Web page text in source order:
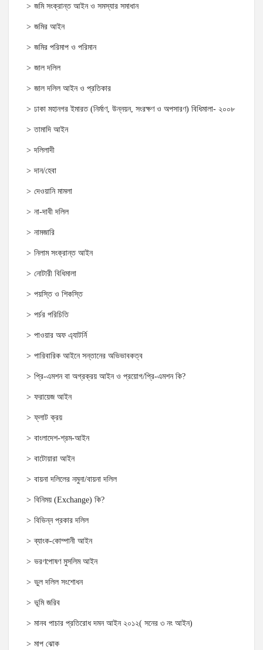
জমি সংক্রান্ত আইন ও সমস্যার সমাধান
জমির আইন
জমির পরিমাপ ও পরিমান
জাল দলিল
জাল দলিল আইন ও প্রতিকার
ঢাকা মহানগর ইমারত (নির্মাণ, উন্নয়ন, সংরক্ষণ ও অপসারণ) বিধিমালা- ২০০৮
তামাদি আইন
দলিলাদী
দান/হেবা
দেওয়ানি মামলা
না-দাবী দলিল
নামজারি
নিলাম সংক্রান্ত আইন
নোটারী বিধিমালা
পয়স্তি ও শিকস্তি
পর্চর পরিচিতি
পাওয়ার অফ এ্যাটর্নি
পারিবারিক আইনে সন্তানের অভিভাবকত্ব
প্রি-এমশন বা অগ্রক্রয় আইন ও প্রয়োগ/প্রি-এমশন কি?
ফরায়েজ আইন
ফ্লাট ক্রয়
বাংলাদেশ-শ্রম-আইন
বাটোয়ারা আইন
বায়না দলিলের নমুনা/বায়না দলিল
বিনিময় (Exchange) কি?
বিভিন্ন প্রকার দলিল
ব্যাংক-কোম্পানী আইন
ভরণপোষণ মুসলিম আইন
ভুল দলিল সংশোধন
ভূমি জরিব
মানব পাচার প্রতিরোধ দমন আইন ২০১২( সনের ৩ নং আইন)
মাপ ঝোক